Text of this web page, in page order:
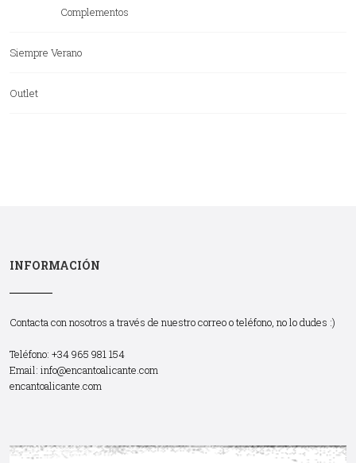
Complementos
Siempre Verano
Outlet
INFORMACIÓN
Contacta con nosotros a través de nuestro correo o teléfono, no lo dudes :)
Teléfono: +34 965 981 154
Email: info@encantoalicante.com
encantoalicante.com